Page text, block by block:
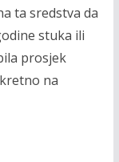
ta sredstva da
stuka ili
prosjek
na